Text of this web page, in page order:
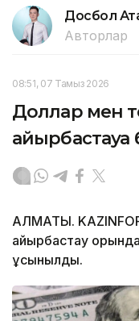
Досбол
Авторлар
08:51, 07 Тамыз 2026
Доллар мен
АЛМАТЫ.
айырбастау
ұсынылды.